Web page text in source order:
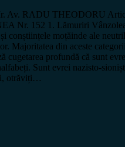
Av. RADU THEODORU
Nr. 152 1. Lămuriri
conștiințele moțăinde ale
Majoritatea din aceste
cugetarea profundă că sunt
Sunt evrei nazisto-
otrăviți…